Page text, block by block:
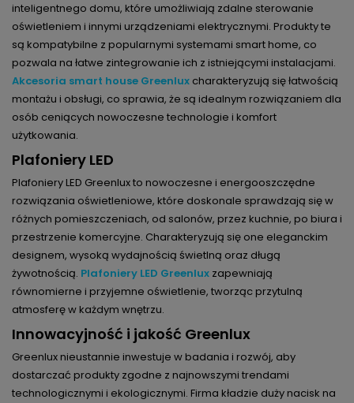
inteligentnego domu, które umożliwiają zdalne sterowanie
oświetleniem i innymi urządzeniami elektrycznymi. Produkty te
są kompatybilne z popularnymi systemami smart home, co
pozwala na łatwe zintegrowanie ich z istniejącymi instalacjami.
Akcesoria smart house Greenlux charakteryzują się łatwością
montażu i obsługi, co sprawia, że są idealnym rozwiązaniem dla
osób ceniących nowoczesne technologie i komfort
użytkowania.
Plafoniery LED
Plafoniery LED Greenlux to nowoczesne i energooszczędne
rozwiązania oświetleniowe, które doskonale sprawdzają się w
różnych pomieszczeniach, od salonów, przez kuchnie, po biura i
przestrzenie komercyjne. Charakteryzują się one eleganckim
designem, wysoką wydajnością świetlną oraz długą
żywotnością. Plafoniery LED Greenlux zapewniają
równomierne i przyjemne oświetlenie, tworząc przytulną
atmosferę w każdym wnętrzu.
Innowacyjność i jakość Greenlux
Greenlux nieustannie inwestuje w badania i rozwój, aby
dostarczać produkty zgodne z najnowszymi trendami
technologicznymi i ekologicznymi. Firma kładzie duży nacisk na